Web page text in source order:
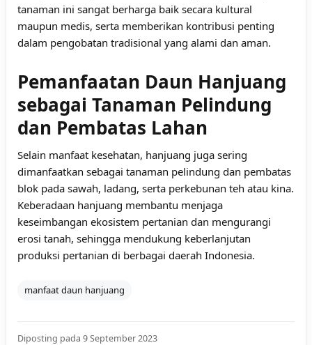
tanaman ini sangat berharga baik secara kultural
maupun medis, serta memberikan kontribusi penting
dalam pengobatan tradisional yang alami dan aman.
Pemanfaatan Daun Hanjuang
sebagai Tanaman Pelindung
dan Pembatas Lahan
Selain manfaat kesehatan, hanjuang juga sering
dimanfaatkan sebagai tanaman pelindung dan pembatas
blok pada sawah, ladang, serta perkebunan teh atau kina.
Keberadaan hanjuang membantu menjaga
keseimbangan ekosistem pertanian dan mengurangi
erosi tanah, sehingga mendukung keberlanjutan
produksi pertanian di berbagai daerah Indonesia.
manfaat daun hanjuang
Diposting pada 9 September 2023